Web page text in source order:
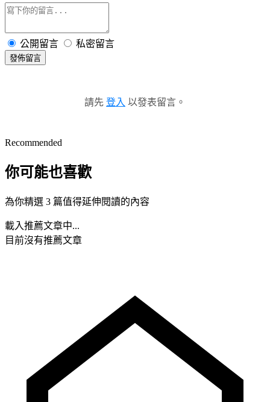
公開留言 私密留言
發佈留言
請先 登入 以發表留言。
Recommended
你可能也喜歡
為你精選 3 篇值得延伸閱讀的內容
載入推薦文章中...
目前沒有推薦文章